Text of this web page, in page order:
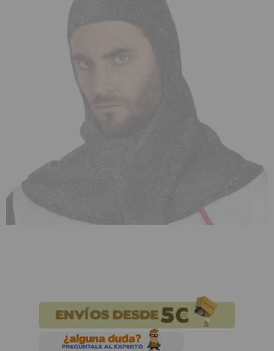
¡Adelante! Te estabamos esperando.
CREAR CUENTA